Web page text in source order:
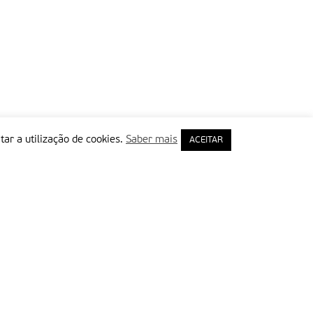
a utilização de cookies. Saber mais ACEITAR